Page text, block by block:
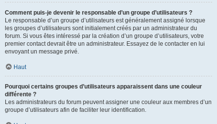
Comment puis-je devenir le responsable d’un groupe d’utilisateurs ?
Le responsable d’un groupe d’utilisateurs est généralement assigné lorsque
les groupes d’utilisateurs sont initialement créés par un administrateur du
forum. Si vous êtes intéressé par la création d’un groupe d’utilisateurs, votre
premier contact devrait être un administrateur. Essayez de le contacter en lui
envoyant un message privé.
Haut
Pourquoi certains groupes d’utilisateurs apparaissent dans une couleur
différente ?
Les administrateurs du forum peuvent assigner une couleur aux membres d’un
groupe d’utilisateurs afin de faciliter leur identification.